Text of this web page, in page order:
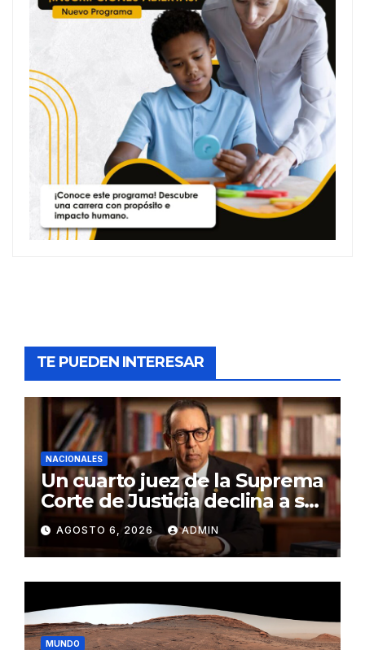
TE PUEDEN INTERESAR
NACIONALES
Un cuarto juez de la Suprema
Corte de Justicia declina a ser
evaluado por el CNM
AGOSTO 6, 2026 ADMIN
MUNDO